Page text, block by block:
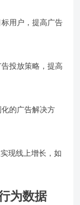
用户，提高广告
投放策略，提高
的广告解决方
现线上增长，如
为数据